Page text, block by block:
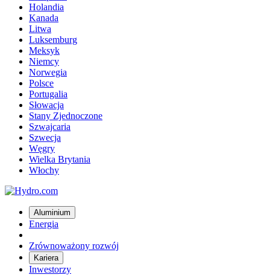
Holandia
Kanada
Litwa
Luksemburg
Meksyk
Niemcy
Norwegia
Polsce
Portugalia
Słowacja
Stany Zjednoczone
Szwajcaria
Szwecja
Węgry
Wielka Brytania
Włochy
Aluminium
Energia
Zrównoważony rozwój
Kariera
Inwestorzy